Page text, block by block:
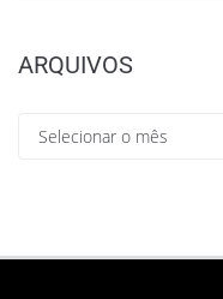
ARQUIVOS